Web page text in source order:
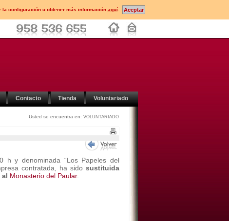
configuración u obtener más información aquí.
Contacto Tienda Voluntariado
Usted se encuentra en: VOLUNTARIADO
y denominada “Los Papeles del
contratada, ha sido sustituida
al Monasterio del Paular.